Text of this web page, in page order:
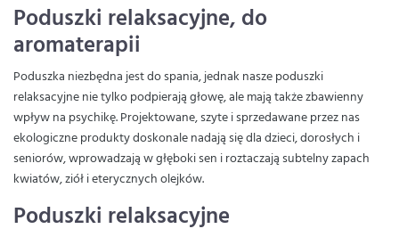
Poduszki relaksacyjne, do
aromaterapii
Poduszka niezbędna jest do spania, jednak nasze poduszki
relaksacyjne nie tylko podpierają głowę, ale mają także zbawienny
wpływ na psychikę. Projektowane, szyte i sprzedawane przez nas
ekologiczne produkty doskonale nadają się dla dzieci, dorosłych i
seniorów, wprowadzają w głęboki sen i roztaczają subtelny zapach
kwiatów, ziół i eterycznych olejków.
Poduszki relaksacyjne